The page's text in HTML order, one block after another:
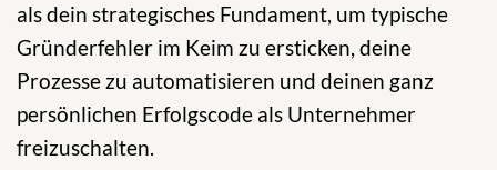
als dein strategisches Fundament, um typische
Gründerfehler im Keim zu ersticken, deine
Prozesse zu automatisieren und deinen ganz
persönlichen Erfolgscode als Unternehmer
freizuschalten.